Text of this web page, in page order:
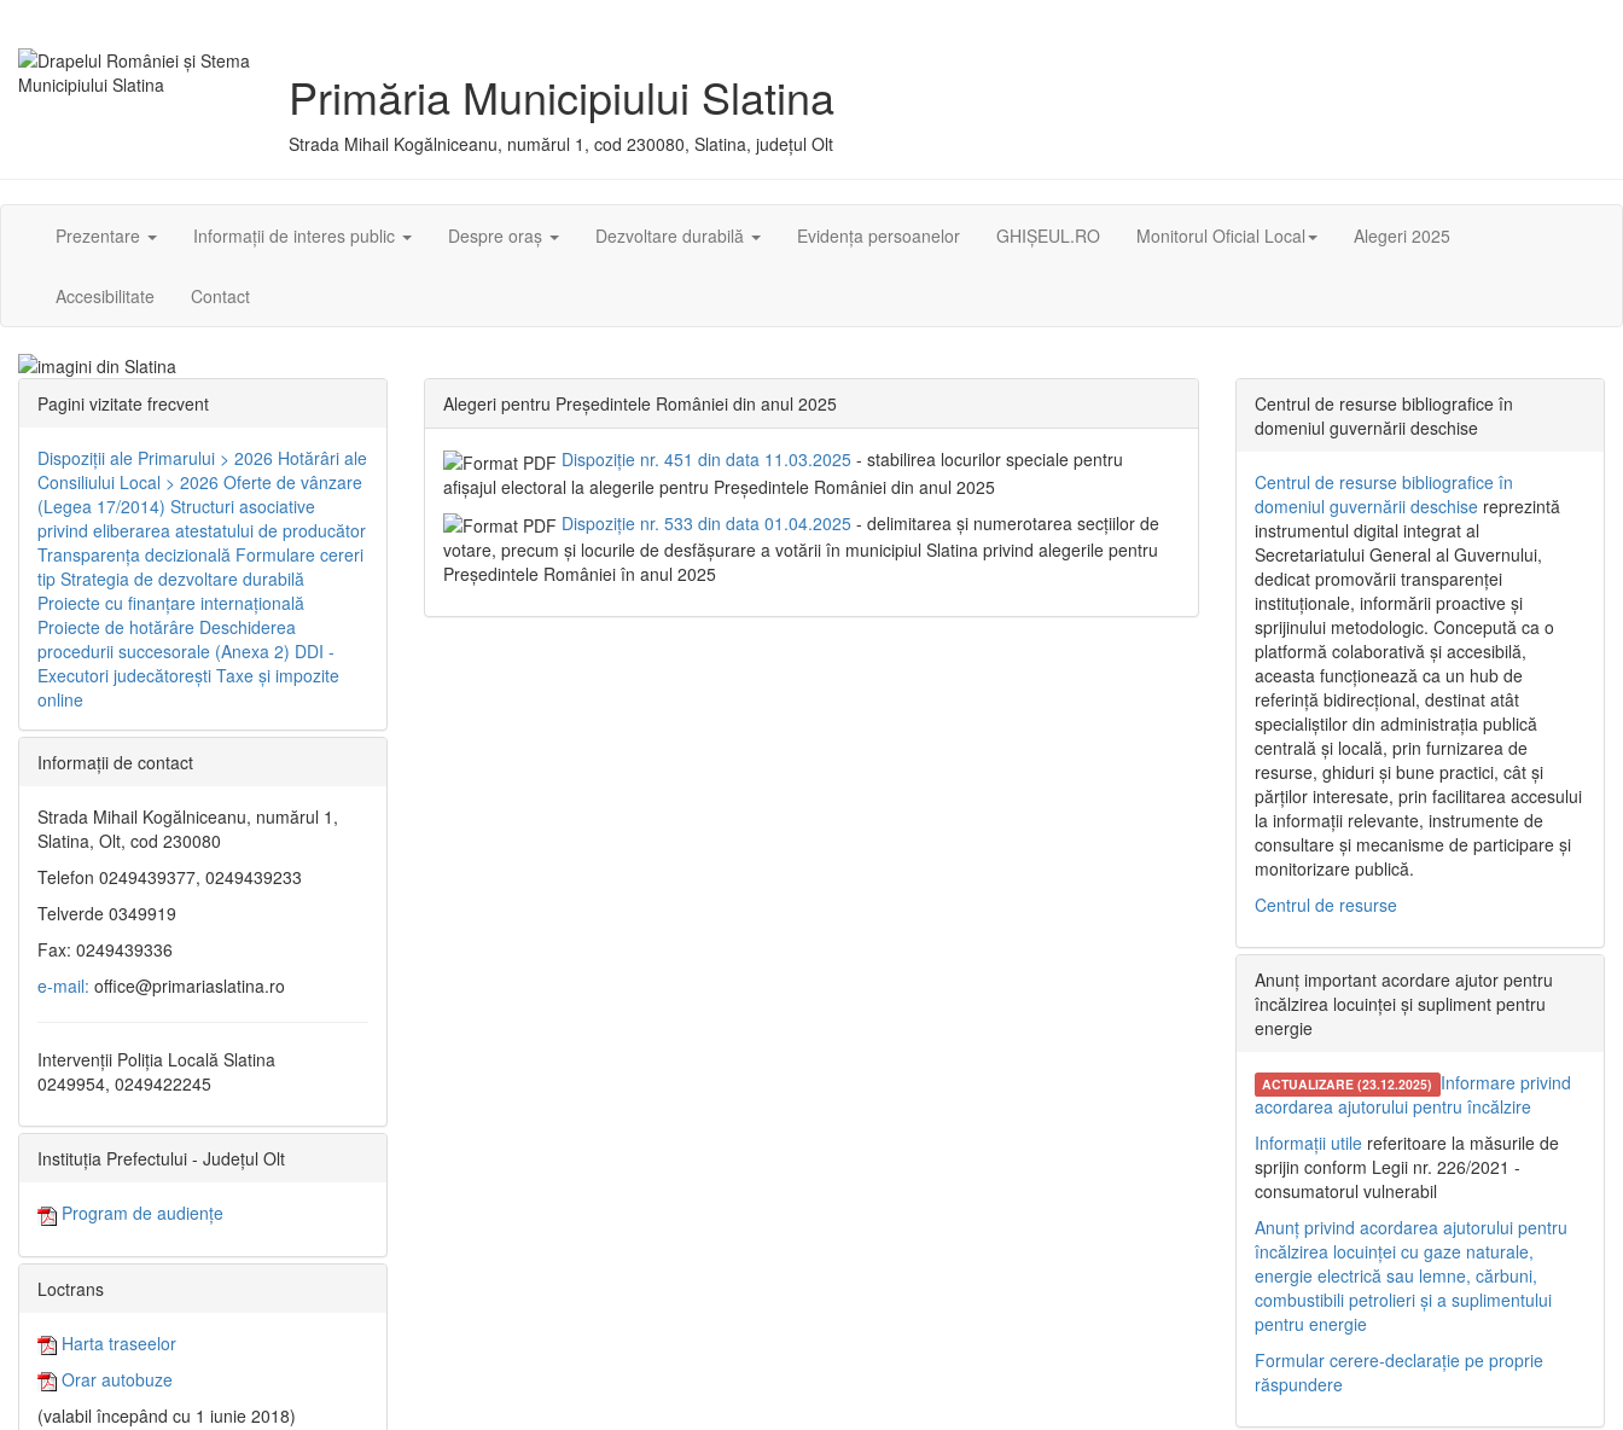
Primăria Municipiului Slatina
Strada Mihail Kogălniceanu, numărul 1, cod 230080, Slatina, județul Olt
Prezentare Informații de interes public Despre oraș Dezvoltare durabilă Evidența persoanelor GHIȘEUL.RO Monitorul Oficial Local Alegeri 2025
Accesibilitate Contact
Alegeri pentru Președintele României din anul 2025
Dispoziție nr. 451 din data 11.03.2025 - stabilirea locurilor speciale pentru
afișajul electoral la alegerile pentru Președintele României din anul 2025
Dispoziție nr. 533 din data 01.04.2025 - delimitarea şi numerotarea secţiilor de
votare, precum şi locurile de desfăşurare a votării în municipiul Slatina privind alegerile pentru
Preşedintele României în anul 2025
Pagini vizitate frecvent
Dispoziţii ale Primarului > 2026 Hotărâri ale
Consiliului Local > 2026 Oferte de vânzare
(Legea 17/2014) Structuri asociative
privind eliberarea atestatului de producător
Transparenţa decizională Formulare cereri
tip Strategia de dezvoltare durabilă
Proiecte cu finanţare internaţională
Proiecte de hotărâre Deschiderea
procedurii succesorale (Anexa 2) DDI -
Executori judecătorești Taxe şi impozite
online
Informaţii de contact
Strada Mihail Kogălniceanu, numărul 1,
Slatina, Olt, cod 230080
Telefon 0249439377, 0249439233
Telverde 0349919
Fax: 0249439336
e-mail: office@primariaslatina.ro
Intervenții Poliția Locală Slatina
0249954, 0249422245
Instituția Prefectului - Județul Olt
Program de audiențe
Loctrans
Harta traseelor
Orar autobuze
(valabil începând cu 1 iunie 2018)
Centrul de resurse bibliografice în
domeniul guvernării deschise
Centrul de resurse bibliografice în
domeniul guvernării deschise reprezintă
instrumentul digital integrat al
Secretariatului General al Guvernului,
dedicat promovării transparenței
instituționale, informării proactive și
sprijinului metodologic. Concepută ca o
platformă colaborativă și accesibilă,
aceasta funcționează ca un hub de
referință bidirecțional, destinat atât
specialiștilor din administrația publică
centrală și locală, prin furnizarea de
resurse, ghiduri și bune practici, cât și
părților interesate, prin facilitarea accesului
la informații relevante, instrumente de
consultare și mecanisme de participare și
monitorizare publică.
Centrul de resurse
Anunț important acordare ajutor pentru
încălzirea locuinței și supliment pentru
energie
ACTUALIZARE (23.12.2025) Informare privind
acordarea ajutorului pentru încălzire
Informații utile referitoare la măsurile de
sprijin conform Legii nr. 226/2021 -
consumatorul vulnerabil
Anunț privind acordarea ajutorului pentru
încălzirea locuinței cu gaze naturale,
energie electrică sau lemne, cărbuni,
combustibili petrolieri și a suplimentului
pentru energie
Formular cerere-declarație pe proprie
răspundere